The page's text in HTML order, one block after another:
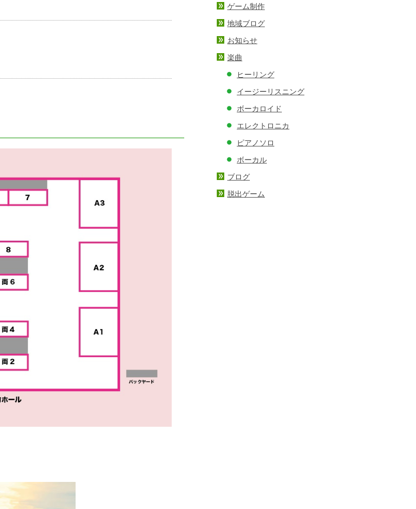
ゲーム制作
地域ブログ
お知らせ
楽曲
ヒーリング
イージーリスニング
ボーカロイド
エレクトロニカ
ピアノソロ
ボーカル
ブログ
脱出ゲーム